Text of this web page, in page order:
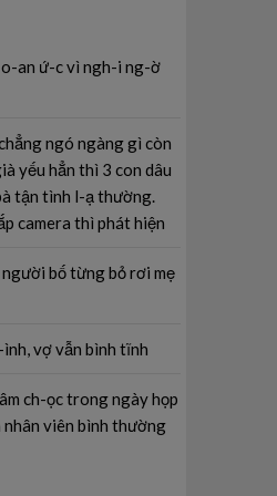
an ứ-c vì ngh-i ng-ờ
ngó ngàng gì còn
yếu hẳn thì 3 con dâu
tận tình l-ạ thường.
camera thì phát hiện
bố từng bỏ rơi mẹ
vợ vẫn bình tĩnh
ch-ọc trong ngày họp
viên bình thường